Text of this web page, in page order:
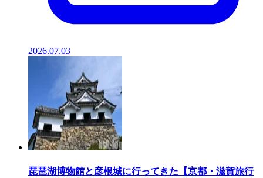
2026.07.03
琵琶湖博物館と彦根城に行ってきた【京都・滋賀旅行